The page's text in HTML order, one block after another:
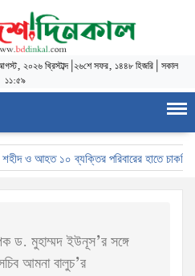
২০২৬ খ্রিস্টাব্দ| ২৬শে সফর, ১৪৪৮ হিজরি সকাল
১১:৫৯
ও আহত ১০ ব্যক্তির পরিবারের হাতে চাকরির
ড. মুহাম্মদ ইউনূস’র সঙ্গে
আমনা বালুচ’র